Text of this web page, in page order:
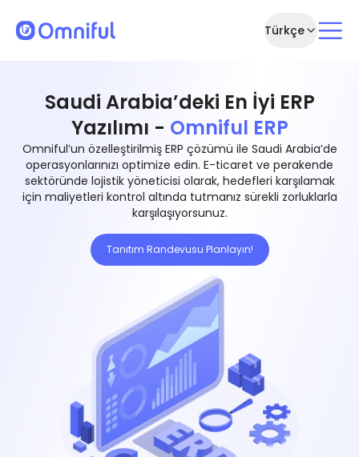
Türkçe
Saudi Arabia’deki En İyi ERP
Yazılımı - Omniful ERP
Omniful’un özelleştirilmiş ERP çözümü ile Saudi Arabia’de
operasyonlarınızı optimize edin. E-ticaret ve perakende
sektöründe lojistik yöneticisi olarak, hedefleri karşılamak
için maliyetleri kontrol altında tutmanız sürekli zorluklarla
karşılaşıyorsunuz.
Tanıtım Randevusu Planlayın!